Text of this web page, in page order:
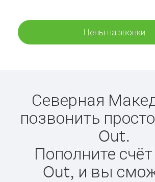
Цены на звонки
Северная
позвонить
Out.
Пополните
Out, и вы